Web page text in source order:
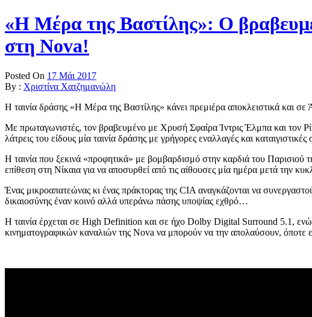
«Η Μέρα της Βαστίλης»: Ο
στη Nova!
Posted On 17 Μάι 2017
By : Χριστίνα Χατζημανώλη
Η ταινία δράσης «Η Μέρα της Βαστίλης» κάνει πρεμιέρα αποκλειστικά και
Με πρωταγωνιστές, τον βραβευμένο με Χρυσή Σφαίρα Ίντρις Έλμπα και τον
λάτρεις του είδους μία ταινία δράσης με γρήγορες εναλλαγές και
Η ταινία που ξεκινά «προφητικά» με βομβαρδισμό στην καρδιά του Παρισιού
επίθεση στη Νίκαια για να αποσυρθεί από τις αίθουσες μία ημέρα μετά την
Ένας μικροαπατεώνας κι ένας πράκτορας της CIA αναγκάζονται να
δικαιοσύνης έναν κοινό αλλά υπεράνω πάσης υποψίας εχθρό…
Η ταινία έρχεται σε High Definition και σε ήχο Dolby Digital Surround 5.1,
κινηματογραφικών καναλιών της Nova να μπορούν να την απολαύσουν, όποτε